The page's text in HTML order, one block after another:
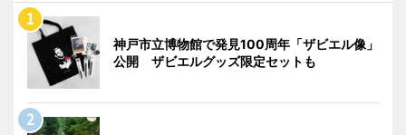
神戸市立博物館で発見100周年「ザビエル像」
公開 ザビエルグッズ限定セットも